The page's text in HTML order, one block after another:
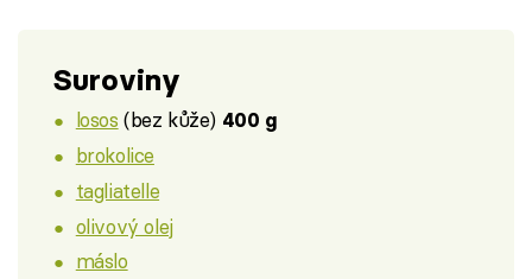
Suroviny
losos (bez kůže) 400 g
brokolice
tagliatelle
olivový olej
máslo